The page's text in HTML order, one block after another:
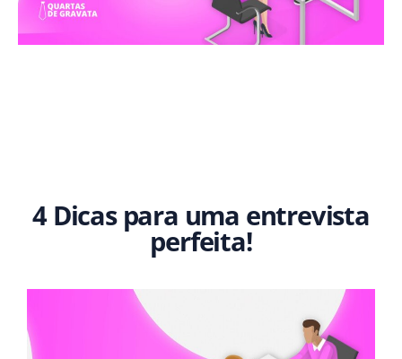
4 Dicas para uma entrevista
perfeita!